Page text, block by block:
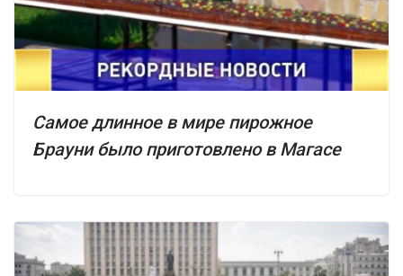
Самое длинное в мире пирожное
Брауни было приготовлено в Магасе